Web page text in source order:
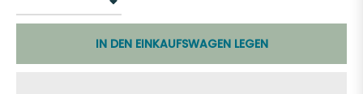
IN DEN EINKAUFSWAGEN LEGEN